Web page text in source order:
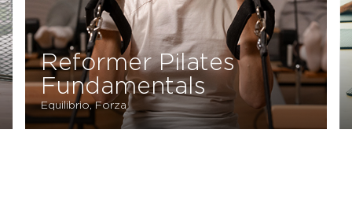
Reformer Pilates
Fundamentals
Equilibrio, Forza